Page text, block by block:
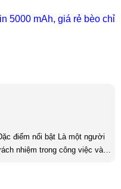
5000 mAh, giá rẻ bèo chỉ
nhiệm trong công việc và